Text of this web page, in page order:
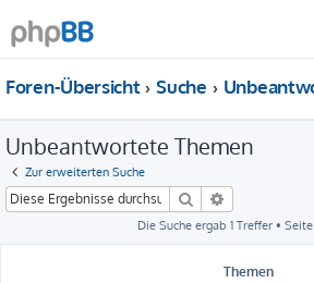
Foren-Übersicht Suche
Unbeantwortete Themen
Zur erweiterten Suche
Suche
Die Suche ergab 1 Treffer • Seite
Themen